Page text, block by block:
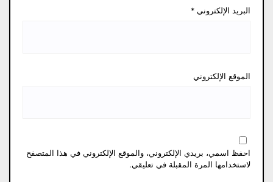
البريد الإلكتروني *
الموقع الإلكتروني
احفظ اسمي، بريدي الإلكتروني، والموقع الإلكتروني في هذا المتصفح
لاستخدامها المرة المقبلة في تعليقي.